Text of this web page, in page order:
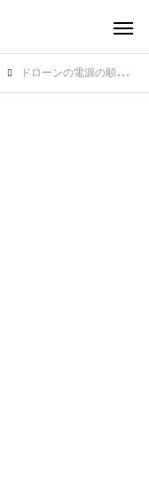
ドローンの電源の順番は重要？接続トラブルを防ぐ手順